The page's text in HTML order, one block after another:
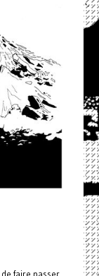
faire passer